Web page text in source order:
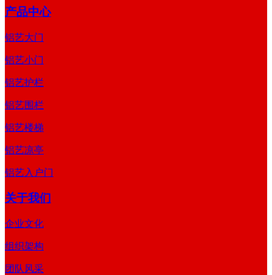
产品中心
铝艺大门
铝艺小门
铝艺护栏
铝艺围栏
铝艺楼梯
铝艺凉亭
铝艺入户门
关于我们
企业文化
组织架构
团队风采